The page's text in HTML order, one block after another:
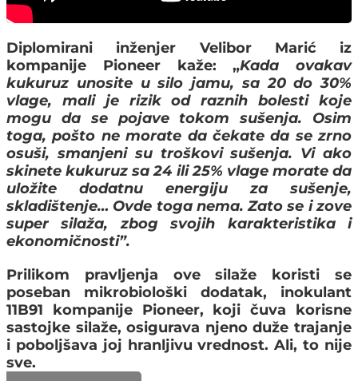
Diplomirani inženjer Velibor Marić iz
kompanije Pioneer kaže: „Kada ovakav
kukuruz unosite u silo jamu, sa 20 do 30%
vlage, mali je rizik od raznih bolesti koje
mogu da se pojave tokom sušenja. Osim
toga, pošto ne morate da čekate da se zrno
osuši, smanjeni su troškovi sušenja. Vi ako
skinete kukuruz sa 24 ili 25% vlage morate da
uložite dodatnu energiju za sušenje,
skladištenje… Ovde toga nema. Zato se i zove
super silaža, zbog svojih karakteristika i
ekonomičnosti”.
Prilikom pravljenja ove silaže koristi se
poseban mikrobiološki dodatak, inokulant
11B91 kompanije Pioneer, koji čuva korisne
sastojke silaže, osigurava njeno duže trajanje
i poboljšava joj hranljivu vrednost. Ali, to nije
sve.